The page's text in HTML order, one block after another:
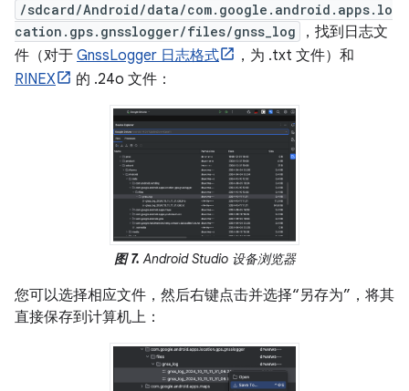
/sdcard/Android/data/com.google.android.apps.lo
cation.gps.gnsslogger/files/gnss_log
，找到日志文
件（对于 GnssLogger 日志格式
，为 .txt 文件）和
RINEX
的 .24o 文件：
图 7. Android Studio 设备浏览器
您可以选择相应文件，然后右键点击并选择“另存为”，将其
直接保存到计算机上：